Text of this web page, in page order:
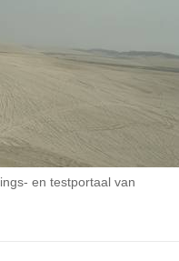
en testportaal van